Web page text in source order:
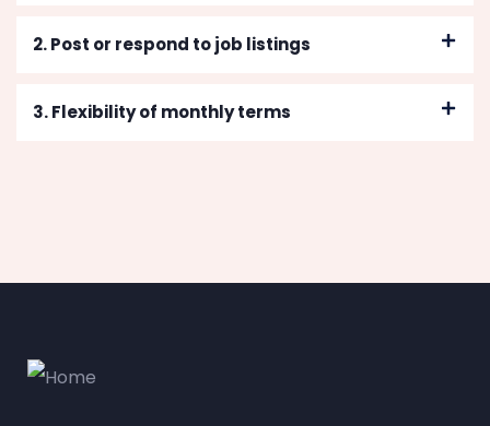
2. Post or respond to job listings
3. Flexibility of monthly terms